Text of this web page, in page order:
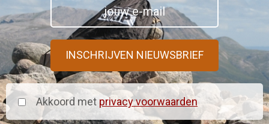
Akkoord met privacy voorwaarden